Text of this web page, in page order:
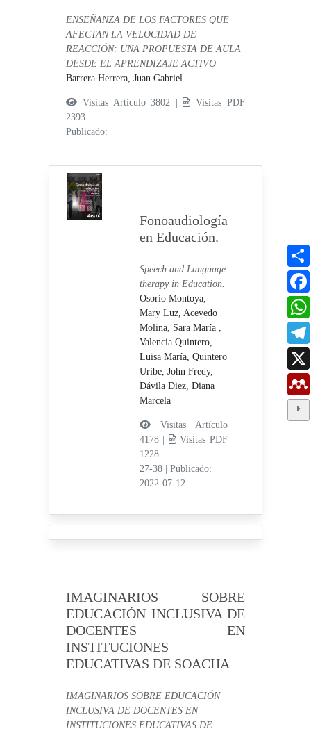
ENSEÑANZA DE LOS FACTORES QUE
AFECTAN LA VELOCIDAD DE
REACCIÓN: UNA PROPUESTA DE AULA
DESDE EL APRENDIZAJE ACTIVO
Barrera Herrera, Juan Gabriel
Visitas Artículo 3802 |
Visitas PDF
2393
Publicado:
Fonoaudiología
en Educación.
Speech and Language
therapy in Education.
Osorio Montoya,
Mary Luz, Acevedo
Molina, Sara María ,
Valencia Quintero,
Luisa María, Quintero
Uribe, John Fredy,
Dávila Diez, Diana
Marcela
Visitas Artículo
4178 |
Visitas PDF
1228
27-38
Publicado:
2022-07-12
IMAGINARIOS SOBRE
EDUCACIÓN INCLUSIVA DE
DOCENTES EN
INSTITUCIONES
EDUCATIVAS DE SOACHA
IMAGINARIOS SOBRE EDUCACIÓN
INCLUSIVA DE DOCENTES EN
INSTITUCIONES EDUCATIVAS DE